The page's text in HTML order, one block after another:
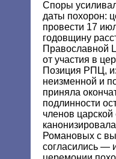
Споры
даты похорон:
провести 17
годовщину
Православной
от участия в
Позиция РПЦ,
неизменной и
приняла
подлинности
членов
Романовых с
согласились —